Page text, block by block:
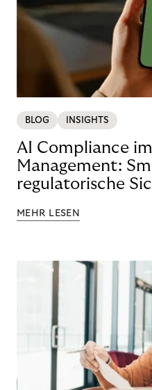
BLOG INSIGHTS
AI Compliance
Management:
regulatorische
MEHR LESEN